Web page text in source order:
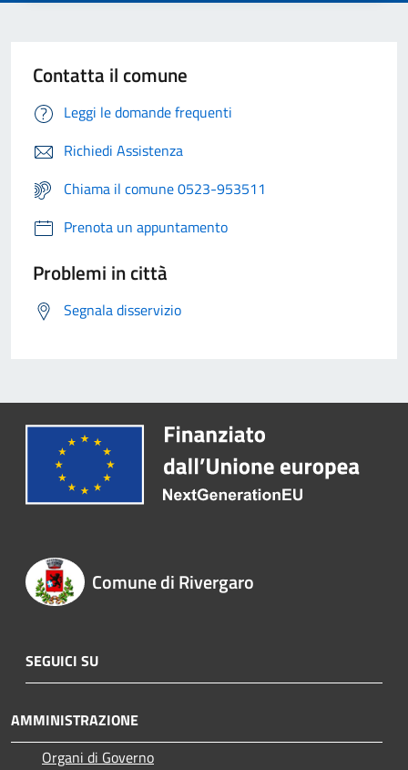
Contatta il comune
Leggi le domande frequenti
Richiedi Assistenza
Chiama il comune 0523-953511
Prenota un appuntamento
Problemi in città
Segnala disservizio
Comune di Rivergaro
SEGUICI SU
AMMINISTRAZIONE
Organi di Governo